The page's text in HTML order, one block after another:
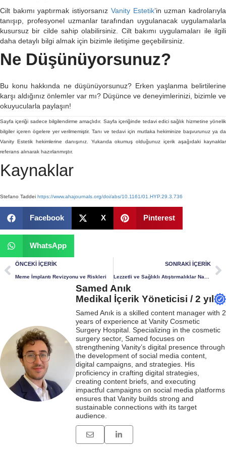
Cilt bakımı yaptırmak istiyorsanız Vanity Estetik’in uzman kadrolarıyla
tanışıp, profesyonel uzmanlar tarafından uygulanacak uygulamalarla
kusursuz bir cilde sahip olabilirsiniz. Cilt bakımı uygulamaları ile ilgili
daha detaylı bilgi almak için bizimle iletişime geçebilirsiniz.
Ne Düşünüyorsunuz?
Bu konu hakkında ne düşünüyorsunuz? Erken yaşlanma belirtilerine
karşı aldığınız önlemler var mı? Düşünce ve deneyimlerinizi, bizimle ve
okuyucularla paylaşın!
Sayfa içeriği sadece bilgilendirme amaçlıdır. Sayfa içeriğinde tedavi edici sağlık hizmetine yönelik
bilgiler içeren ögelere yer verilmemiştir. Tanı ve tedavi için mutlaka hekiminize başvurunuz ya da
Vanity Estetik hekimlerine danışınız. Yukarıda okumuş olduğunuz içerik aşağıdaki kaynaklar
referans alınarak hazırlanmıştır.
Kaynaklar
Stefano Taddei https://www.ahajournals.org/doi/abs/10.1161/01.HYP.29.3.736
Facebook X Pinterest
WhatsApp
ÖNCEKI İÇERIK
Meme İmplantı Revizyonu ve Riskleri
SONRAKI İÇERIK
Samed Anık
Medikal İçerik Yöneticisi / 2 yıl
Samed Anık is a skilled content manager with 2
years of experience at Vanity Cosmetic
Surgery Hospital. Specializing in the cosmetic
surgery sector, Samed focuses on
strengthening Vanity’s digital presence through
the development of social media content,
digital campaigns, and strategies. His
proficiency in crafting digital strategies,
creating content briefs, and executing
impactful campaigns on social media platforms
ensures that Vanity builds strong and
sustainable connections with its target
audience.